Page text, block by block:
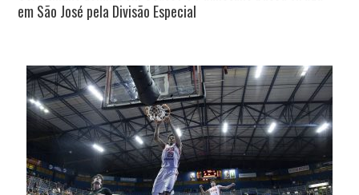
em São José pela Divisão Especial